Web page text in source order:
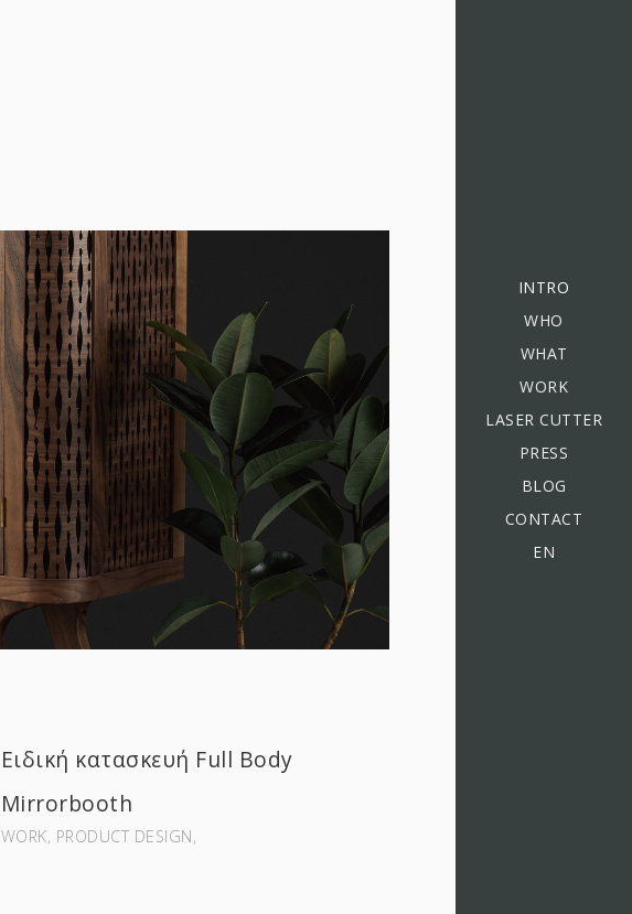
INTRO
WHO
WHAT
WORK
LASER CUTTER
PRESS
BLOG
CONTACT
EN
Ειδική κατασκευή Full Body
Mirrorbooth
WORK‚ PRODUCT DESIGN‚